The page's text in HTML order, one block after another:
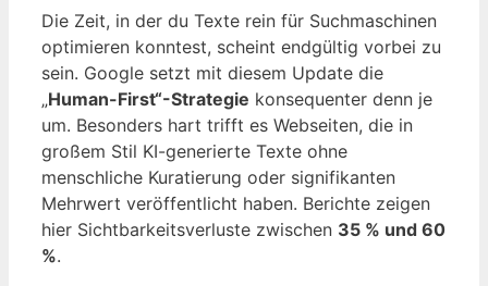
Die Zeit, in der du Texte rein für Suchmaschinen
optimieren konntest, scheint endgültig vorbei zu
sein. Google setzt mit diesem Update die
„Human-First“-Strategie konsequenter denn je
um. Besonders hart trifft es Webseiten, die in
großem Stil KI-generierte Texte ohne
menschliche Kuratierung oder signifikanten
Mehrwert veröffentlicht haben. Berichte zeigen
hier Sichtbarkeitsverluste zwischen 35 % und 60
%.